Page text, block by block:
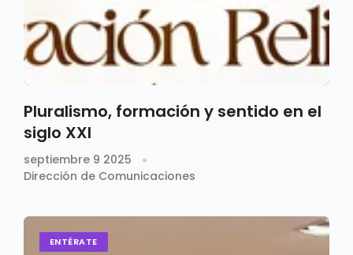
Pluralismo, formación y sentido en el
siglo XXI
septiembre 9 2025
Dirección de Comunicaciones
ENTÉRATE